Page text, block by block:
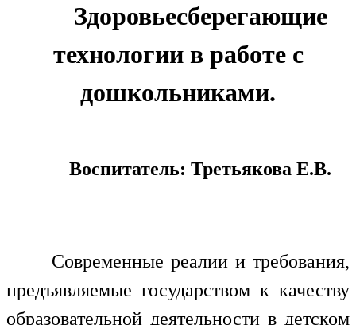
Здоровьесберегающие
технологии в работе с
дошкольниками.
Воспитатель: Третьякова Е.В.
Современные реалии и требования,
предъявляемые государством к качеству
образовательной деятельности в детском